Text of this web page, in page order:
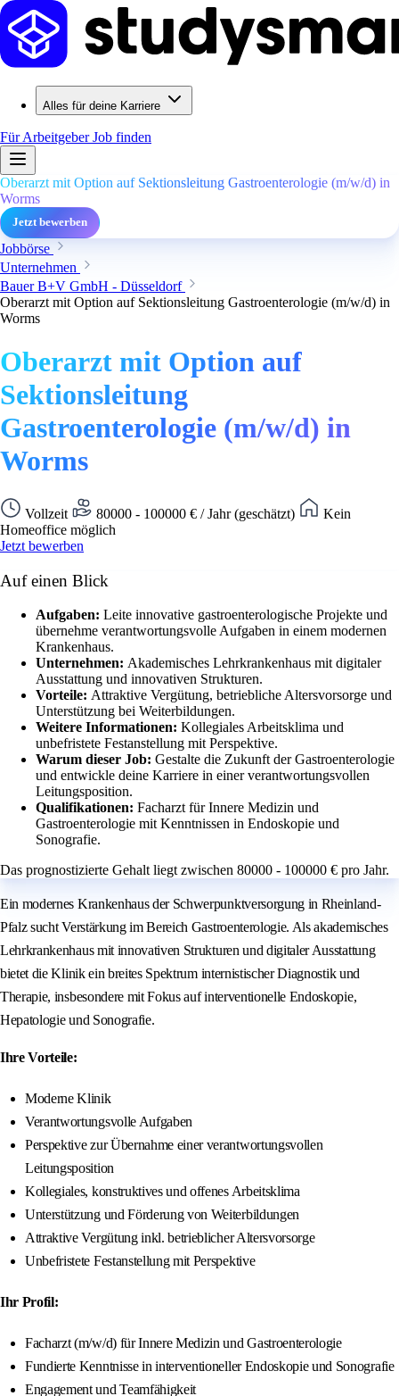
Alles für deine Karriere
Für ArbeitgeberJob finden
Oberarzt mit Option auf Sektionsleitung Gastroenterologie (m/w/d) in
Worms
Jetzt bewerben
Jobbörse
Unternehmen
Bauer B+V GmbH - Düsseldorf
Oberarzt mit Option auf Sektionsleitung Gastroenterologie (m/w/d) in
Worms
Oberarzt mit Option auf
Sektionsleitung
Gastroenterologie (m/w/d) in
Worms
Vollzeit 80000 - 100000 € / Jahr (geschätzt)
Kein
Homeoffice möglich
Jetzt bewerben
Auf einen Blick
Aufgaben: Leite innovative gastroenterologische Projekte und
übernehme verantwortungsvolle Aufgaben in einem modernen
Krankenhaus.
Unternehmen: Akademisches Lehrkrankenhaus mit digitaler
Ausstattung und innovativen Strukturen.
Vorteile: Attraktive Vergütung, betriebliche Altersvorsorge und
Unterstützung bei Weiterbildungen.
Weitere Informationen: Kollegiales Arbeitsklima und
unbefristete Festanstellung mit Perspektive.
Warum dieser Job: Gestalte die Zukunft der Gastroenterologie
und entwickle deine Karriere in einer verantwortungsvollen
Leitungsposition.
Qualifikationen: Facharzt für Innere Medizin und
Gastroenterologie mit Kenntnissen in Endoskopie und
Sonografie.
Das prognostizierte Gehalt liegt zwischen 80000 - 100000 € pro Jahr.
Ein modernes Krankenhaus der Schwerpunktversorgung in Rheinland-
Pfalz sucht Verstärkung im Bereich Gastroenterologie. Als akademisches
Lehrkrankenhaus mit innovativen Strukturen und digitaler Ausstattung
bietet die Klinik ein breites Spektrum internistischer Diagnostik und
Therapie, insbesondere mit Fokus auf interventionelle Endoskopie,
Hepatologie und Sonografie.
Ihre Vorteile:
Moderne Klinik
Verantwortungsvolle Aufgaben
Perspektive zur Übernahme einer verantwortungsvollen
Leitungsposition
Kollegiales, konstruktives und offenes Arbeitsklima
Unterstützung und Förderung von Weiterbildungen
Attraktive Vergütung inkl. betrieblicher Altersvorsorge
Unbefristete Festanstellung mit Perspektive
Ihr Profil:
Facharzt (m/w/d) für Innere Medizin und Gastroenterologie
Fundierte Kenntnisse in interventioneller Endoskopie und Sonografie
Engagement und Teamfähigkeit